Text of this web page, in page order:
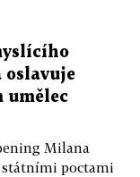
oslavuje
umělec
Milana
státními poctami